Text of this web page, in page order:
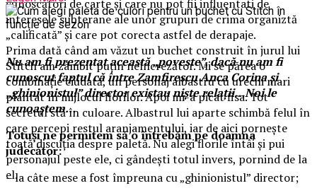
cunoscători de carte și care nu pot fii influentati de
interesele subterane ale unor grupuri de crima organiztă
„calificată” și care pot corecta astfel de derapaje.
Nu am fi prezentat această „poveste”, dacă nu am fi
cunoscut faptul că între Zamfirescu Anca Corina și
„ghinionistul” director existau niște relații…Noi le
cunoaștem…
Totuși ne permitem să o întrebăm pe doamna
judecător:
– la câte mese a fost împreuna cu „ghinionistul” director;
Prima dată când am văzut un buchet construit în jurul lui
Stitch am zâmbit puțin neîncrezător. Mi se părea o
combinație ciudată, un personaj albastru cu urechi mari
plantat în mijlocul florilor. Apoi mi-a picat fisa. Tot
secretul stă în culoare. Albastrul lui aparte schimbă felul în
care percepi restul aranjamentului, iar de aici pornește
toată discuția despre paletă. Nu alegi florile întâi și pui
personajul peste ele, ci gândești totul invers, pornind de la
el.